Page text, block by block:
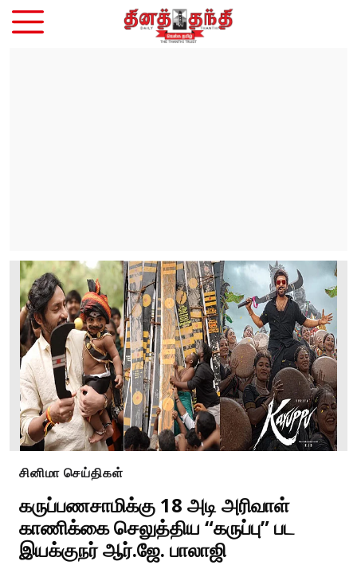
சினிமா செய்திகள்
கருப்பணசாமிக்கு 18 அடி அரிவாள்
காணிக்கை செலுத்திய “கருப்பு” பட
இயக்குநர் ஆர்.ஜே. பாலாஜி